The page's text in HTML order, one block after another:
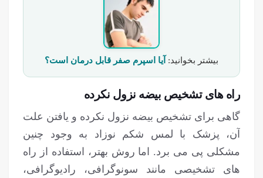
بیشتر بخوانید: آیا اسپرم صفر قابل درمان است؟
راه های تشخیص بیضه نزول نکرده
گاهی برای تشخیص بیضه نزول نکرده و یافتن علت
آن، پزشک با لمس شکم نوزاد به وجود چنین
مشکلی پی می برد. اما روش بهتر، استفاده از راه
های تشخیصی مانند سونوگرافی، رادیوگرافی،